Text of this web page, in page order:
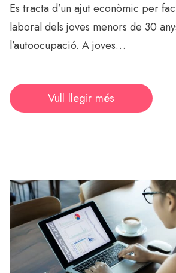
Es tracta d’un ajut econòmic per
laboral dels joves menors de 30
l’autoocupació. A joves…
Vull llegir més